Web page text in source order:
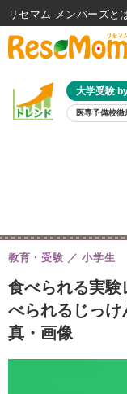
大学受験
医専予備校徹
食べられる実
べられるじっ
真・画像
教育・受験 小学生
リセマム メンバーズ